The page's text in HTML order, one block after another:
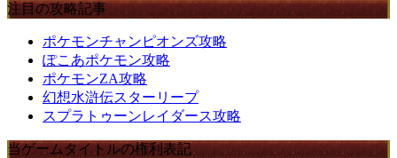
注目の攻略記事
ポケモンチャンピオンズ攻略
ぽこあポケモン攻略
ポケモンZA攻略
幻想水滸伝スターリープ
スプラトゥーンレイダース攻略
当ゲームタイトルの権利表記